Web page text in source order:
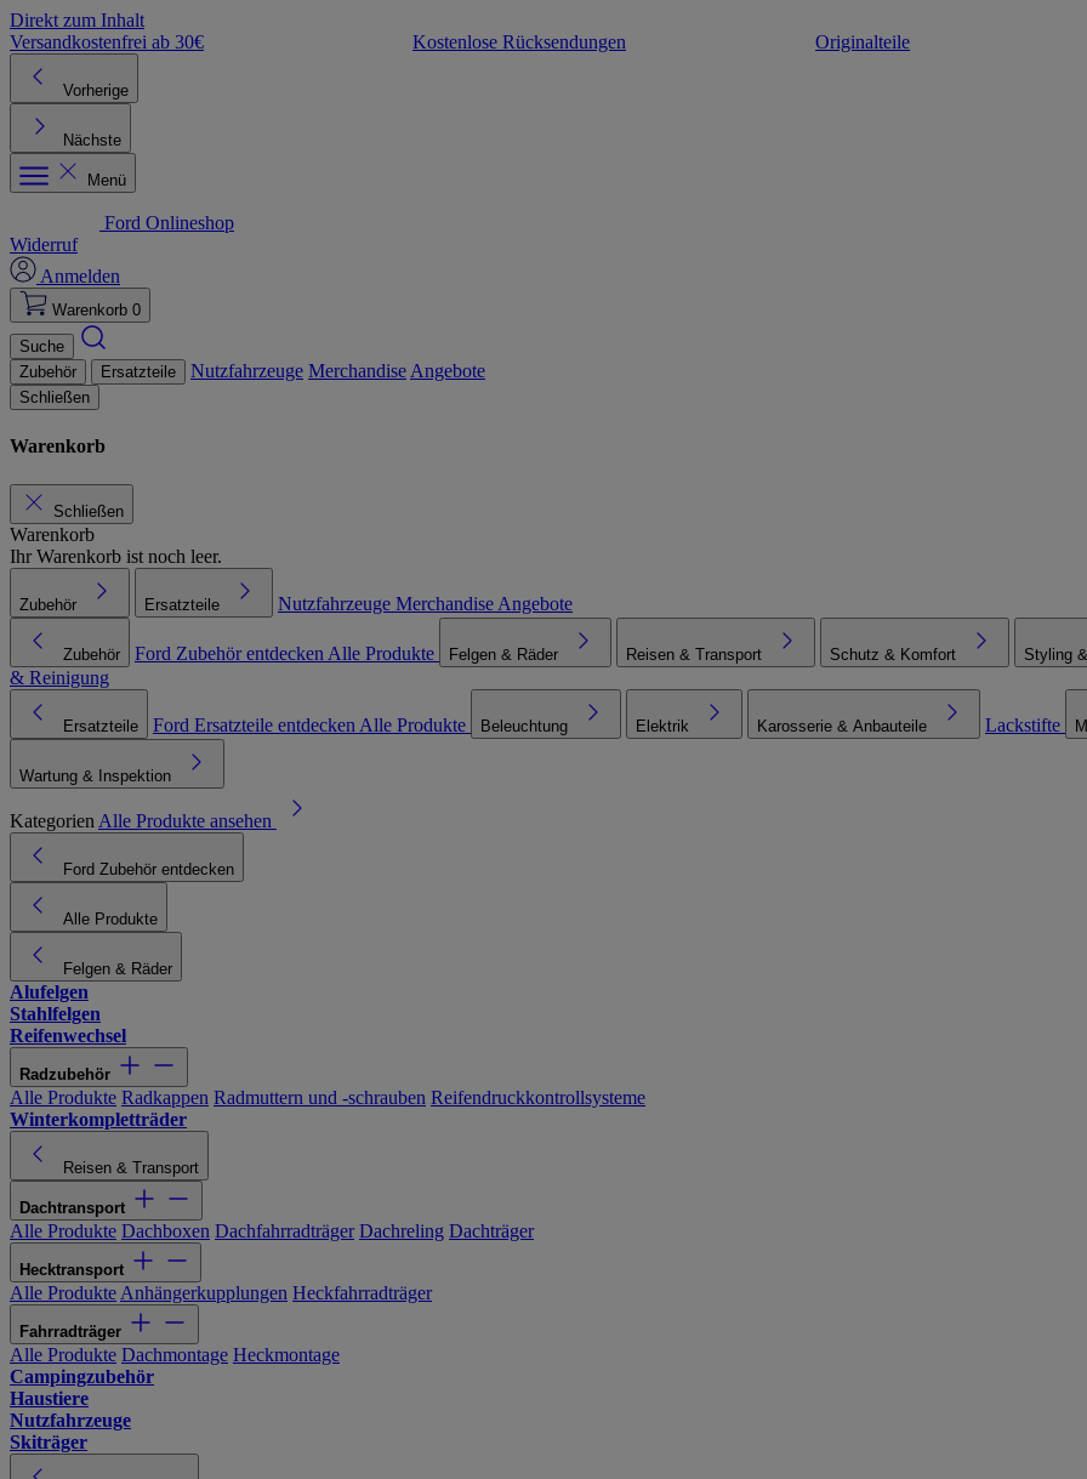
Direkt zum Inhalt
Versandkostenfrei ab 30€
Kostenlose Rücksendungen Originalteile
Vorherige
Nächste
Menü
Ford Onlineshop
Widerruf
Anmelden
Warenkorb 0
Suche
Zubehör
Ersatzteile Nutzfahrzeuge Merchandise Angebote
Schließen
Warenkorb
Schließen
Warenkorb
Ihr Warenkorb ist noch leer.
Zubehör Ersatzteile Nutzfahrzeuge Merchandise Angebote
Zubehör Ford Zubehör entdecken Alle Produkte Felgen & Räder Reisen & Transport Schutz & Komfort Styling
& Reinigung
Ersatzteile Ford Ersatzteile entdecken Alle Produkte Beleuchtung Elektrik Karosserie & Anbauteile Lackstifte
Wartung & Inspektion
Kategorien Alle Produkte ansehen
Ford Zubehör entdecken
Alle Produkte
Felgen & Räder
Alufelgen
Stahlfelgen
Reifenwechsel
Radzubehör
Alle Produkte Radkappen Radmuttern und -schrauben Reifendruckkontrollsysteme
Winterkompletträder
Reisen & Transport
Dachtransport
Alle Produkte Dachboxen Dachfahrradträger Dachreling Dachträger
Hecktransport
Alle Produkte Anhängerkupplungen Heckfahrradträger
Fahrradträger
Alle Produkte Dachmontage Heckmontage
Campingzubehör
Haustiere
Nutzfahrzeuge
Skiträger